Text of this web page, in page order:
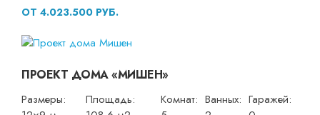
ОТ 4.023.500 РУБ.
ПРОЕКТ ДОМА «МИШЕН»
Размеры:
Площадь:
Комнат: Ванных: Гаражей: